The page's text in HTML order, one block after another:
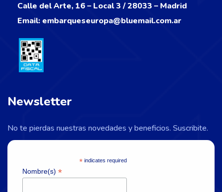
Calle del Arte, 16 – Local 3 / 28033 – Madrid
Email: embarqueseuropa@bluemail.com.ar
Newsletter
No te pierdas nuestras novedades y beneficios. Suscribite.
* indicates required
Nombre(s) *